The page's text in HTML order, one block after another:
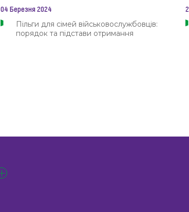
04 Березня 2024
Пільги для сімей військовослужбовців:
порядок та підстави отримання